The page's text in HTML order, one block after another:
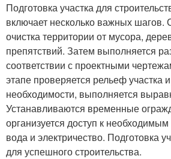
Подготовка участка для
включает несколько важных шагов.
очистка территории от мусора,
препятствий. Затем выполняется
соответствии с проектными
этапе проверяется рельеф участка
необходимости, выполняется
Устанавливаются временные
организуется доступ к
вода и электричество. Подготовка
для успешного строительства.